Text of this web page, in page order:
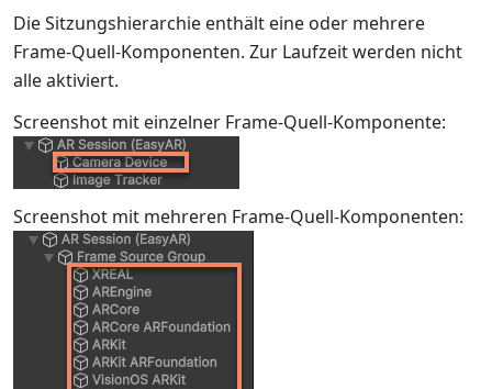
Die Sitzungshierarchie enthält eine oder mehrere
Frame-Quell-Komponenten. Zur Laufzeit werden nicht
alle aktiviert.
Screenshot mit einzelner Frame-Quell-Komponente:
Screenshot mit mehreren Frame-Quell-Komponenten: